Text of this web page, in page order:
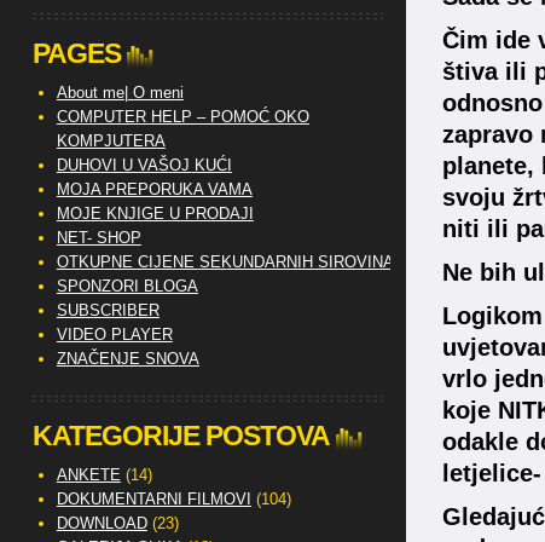
Čim ide
štiva ili
zapravo
planete,
svoju
niti ili
Ne bih
vrlo
koje
odakle
PAGES
About me| O meni
COMPUTER HELP – POMOĆ OKO
KOMPJUTERA
DUHOVI U VAŠOJ KUĆI
MOJA PREPORUKA VAMA
MOJE KNJIGE U PRODAJI
NET- SHOP
OTKUPNE CIJENE SEKUNDARNIH SIROVINA
SPONZORI BLOGA
SUBSCRIBER
VIDEO PLAYER
ZNAČENJE SNOVA
KATEGORIJE POSTOVA
ANKETE (14)
DOKUMENTARNI FILMOVI (104)
DOWNLOAD(23)